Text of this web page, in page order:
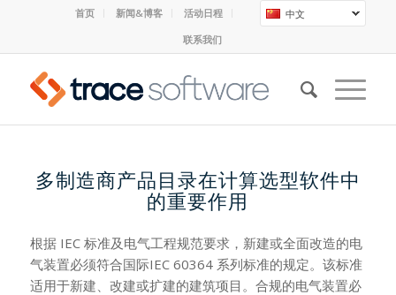
中文
首页 新闻&博客
活动日程
联系我们
多制造商产品目录在计算选型软件中
的重要作用
根据 IEC 标准及电气工程规范要求，新建或全面改造的电
气装置必须符合国际IEC 60364 系列标准的规定。该标准
适用于新建、改建或扩建的建筑项目。合规的电气装置必